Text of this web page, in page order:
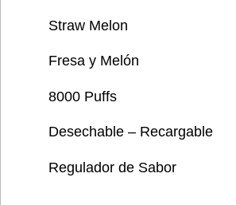
Straw Melon
Fresa y Melón
8000 Puffs
Desechable – Recargable
Regulador de Sabor